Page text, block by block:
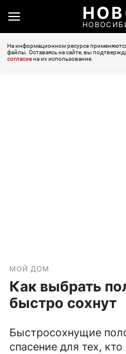
На информационном ресурсе
файлы. Оставаясь на сайте, вы
согласиена их использование.
МОЙ ДОМ
Как выбрать
быстро сохнут
Быстросохнущие
спасение для тех,